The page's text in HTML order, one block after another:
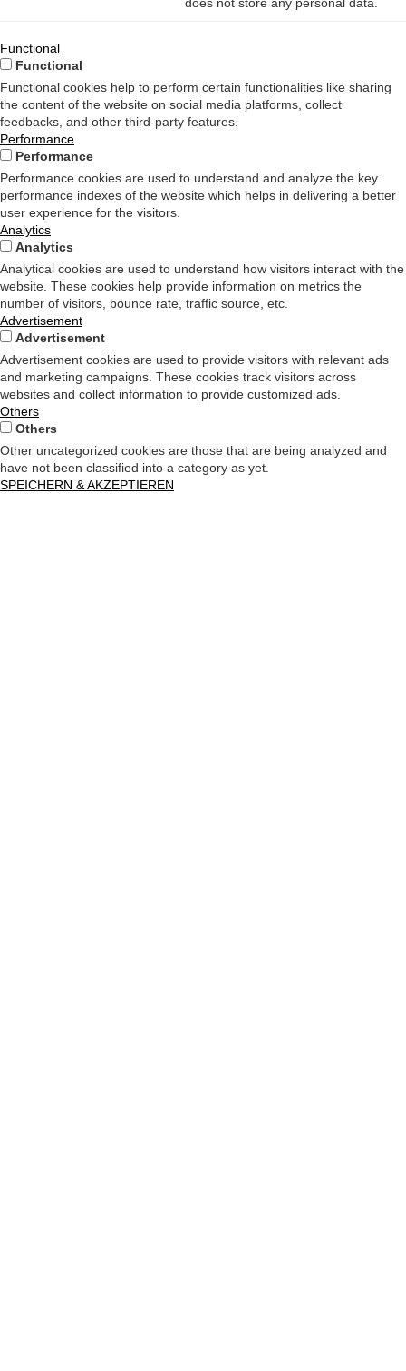
Functional
Functional
Functional cookies help to perform certain functionalities like sharing
the content of the website on social media platforms, collect
feedbacks, and other third-party features.
Performance
Performance
Performance cookies are used to understand and analyze the key
performance indexes of the website which helps in delivering a better
user experience for the visitors.
Analytics
Analytics
Analytical cookies are used to understand how visitors interact with the
website. These cookies help provide information on metrics the
number of visitors, bounce rate, traffic source, etc.
Advertisement
Advertisement
Advertisement cookies are used to provide visitors with relevant ads
and marketing campaigns. These cookies track visitors across
websites and collect information to provide customized ads.
Others
Others
Other uncategorized cookies are those that are being analyzed and
have not been classified into a category as yet.
SPEICHERN & AKZEPTIEREN